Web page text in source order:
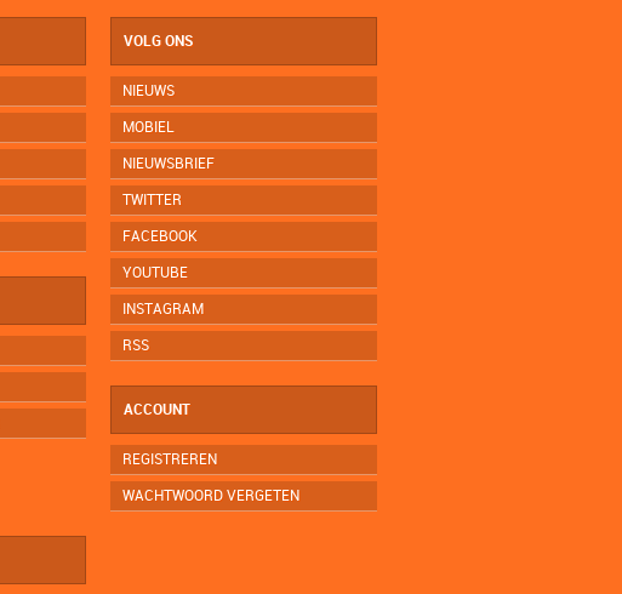
VOLG ONS
NIEUWS
MOBIEL
NIEUWSBRIEF
TWITTER
FACEBOOK
YOUTUBE
INSTAGRAM
RSS
ACCOUNT
REGISTREREN
WACHTWOORD VERGETEN